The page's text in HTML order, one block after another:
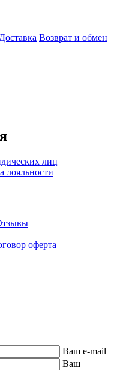
Доставка Возврат и обмен
лиц
лояльности
оферта
Ваш e-mail
Ваш